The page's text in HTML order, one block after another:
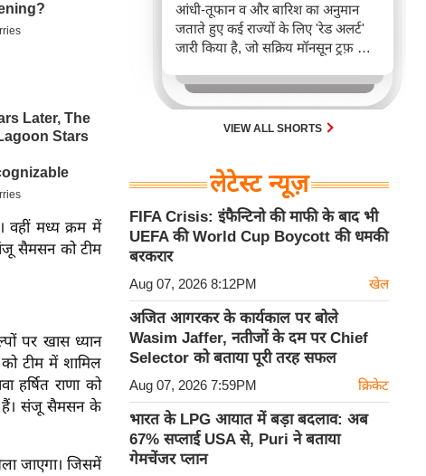
वहीं मध्य क्रम में
सैमसन को टीम
पर खास ध्यान
टीम में शामिल
राणा को
हैं। संजू सैमसन के
जाएगा। जिसमें
आंधी-तूफान व और बारिश का अनुमान
जताते हुए कई राज्यों के लिए 'रेड अलर्ट'
जारी किया है, जो सक्रिय मॉनसून ट्रफ़ और
जिससे यातायात बाधित होने के साथ-साथ
सफदरजंग अस्पताल में भी जलभराव की
स्थिति बनी।VIEW ALL SHORTS
लेटेस्ट न्यूज़
FIFA Crisis: इंफैन्टिनो की माफी के बाद भी
UEFA की World Cup Boycott की धमकी
बरकरार
Aug 07, 2026 8:12PM खेल
अजित आगरकर के कार्यकाल पर बोले
Wasim Jaffer, नतीजों के दम पर Chief
Selector को बताया पूरी तरह सफल
Aug 07, 2026 7:59PM क्रिकेट
भारत के LPG आयात में बड़ा बदलाव: अब
67% सप्लाई USA से, Puri ने बताया
गेमचेंजर प्लान